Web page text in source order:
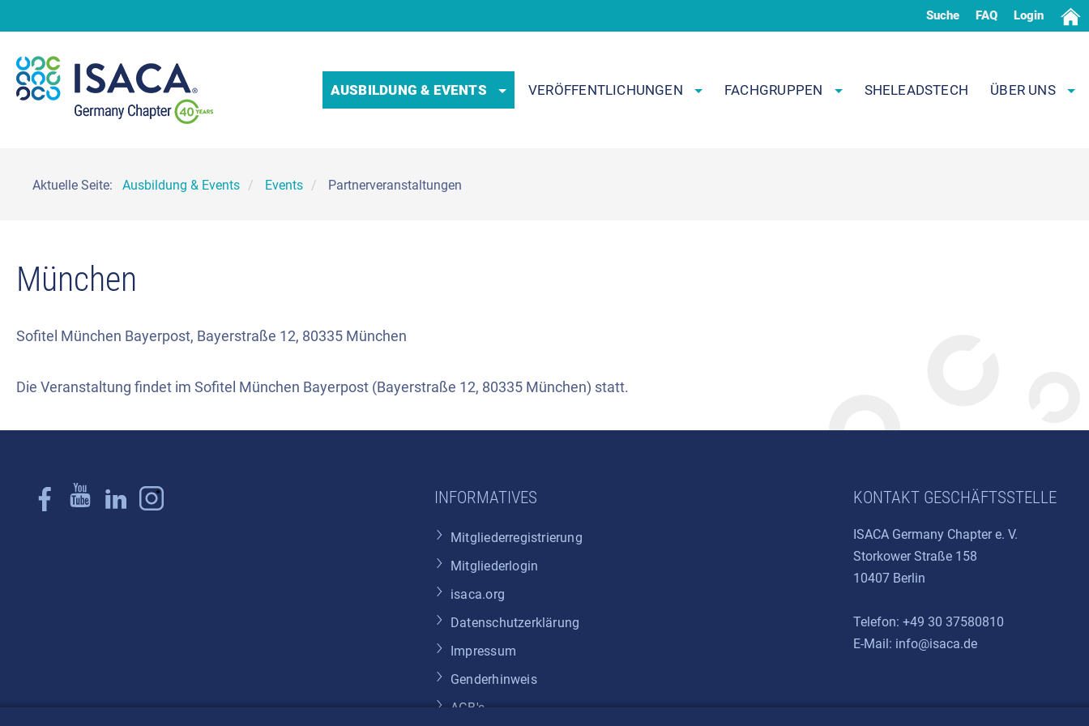
Suche FAQ Login
AUSBILDUNG & EVENTS VERÖFFENTLICHUNGEN FACHGRUPPEN SHELEADSTECH ÜBER UNS
Aktuelle Seite: Ausbildung & Events Events Partnerveranstaltungen
München
Sofitel München Bayerpost, Bayerstraße 12, 80335 München
Die Veranstaltung findet im Sofitel München Bayerpost (Bayerstraße 12, 80335 München) statt.
INFORMATIVES
Mitgliederregistrierung
Mitgliederlogin
isaca.org
Datenschutzerklärung
Impressum
Genderhinweis
AGB's
KONTAKT GESCHÄFTSSTELLE
ISACA Germany Chapter e. V.
Storkower Straße 158
10407 Berlin
Telefon: +49 30 37580810
E-Mail: info@isaca.de